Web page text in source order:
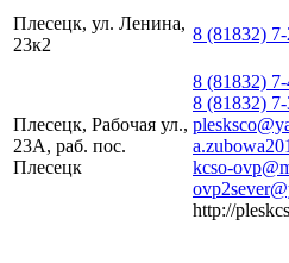
Плесецк, ул. Ленина,
23к2
8 (81832)
Плесецк, Рабочая ул.,
23А, раб. пос.
Плесецк
8 (81832)
8 (81832)
kcso-
http://